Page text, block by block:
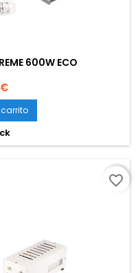
600W ECO
favorite_border